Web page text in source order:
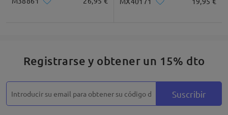
Registrarse y obtener un 15% dto
Suscribir